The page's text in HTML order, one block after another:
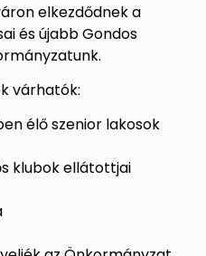
elkezdődnek a
és újabb Gondos
várhatók:
élő szenior lakosok
klubok ellátottjai